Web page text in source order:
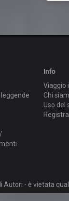
Info
Viaggio
Chi
Uso del
Autori - è vietata